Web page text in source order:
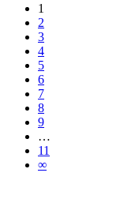
1
2
3
4
5
6
7
8
9
…
11
∞